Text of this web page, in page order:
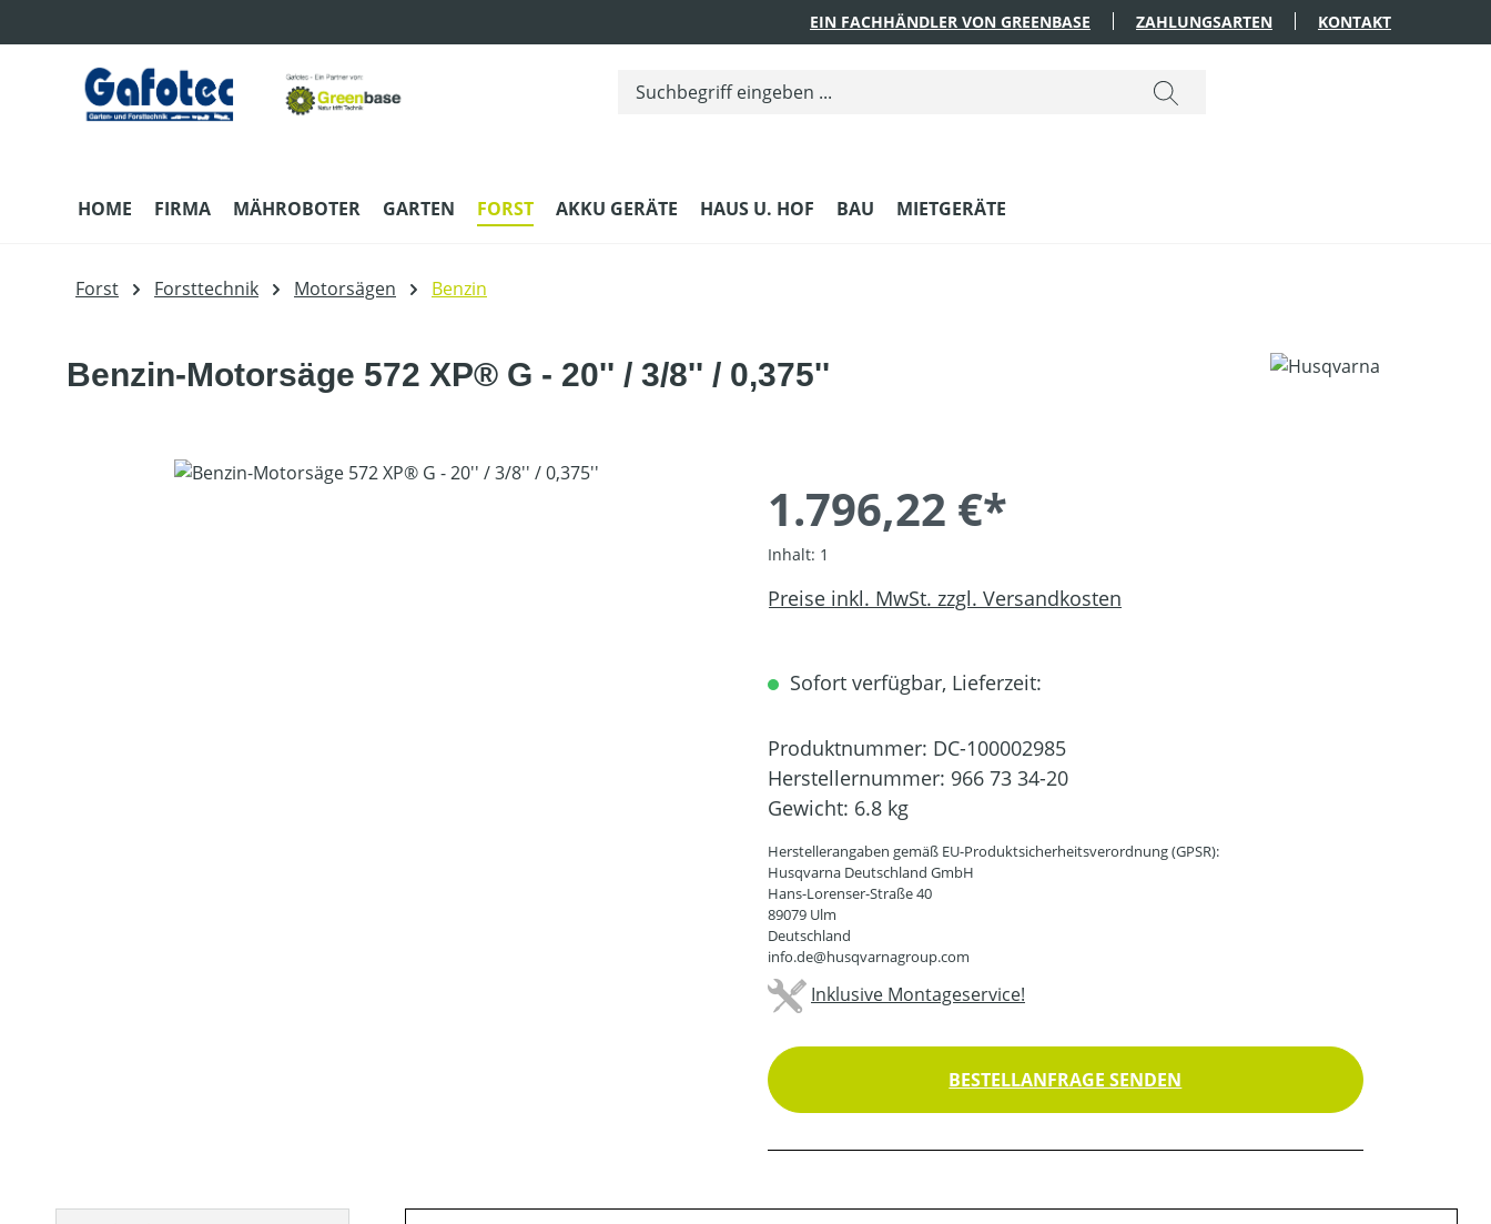
EIN FACHHÄNDLER VON GREENBASE ZAHLUNGSARTEN KONTAKT
HOME FIRMA MÄHROBOTER GARTEN FORST AKKU GERÄTE HAUS U. HOF BAU MIETGERÄTE
Forst Forsttechnik Motorsägen Benzin
Benzin-Motorsäge 572 XP® G - 20'' / 3/8'' / 0,375''
Bildergalerie überspringen
1.796,22 €*
Inhalt: 1
Preise inkl. MwSt. zzgl. Versandkosten
Sofort verfügbar, Lieferzeit:
Produktnummer: DC-100002985
Herstellernummer: 966 73 34-20
Gewicht: 6.8 kg
Herstellerangaben gemäß EU-Produktsicherheitsverordnung (GPSR):
Husqvarna Deutschland GmbH
Hans-Lorenser-Straße 40
89079 Ulm
Deutschland
info.de@husqvarnagroup.com
Inklusive Montageservice!
BESTELLANFRAGE SENDEN